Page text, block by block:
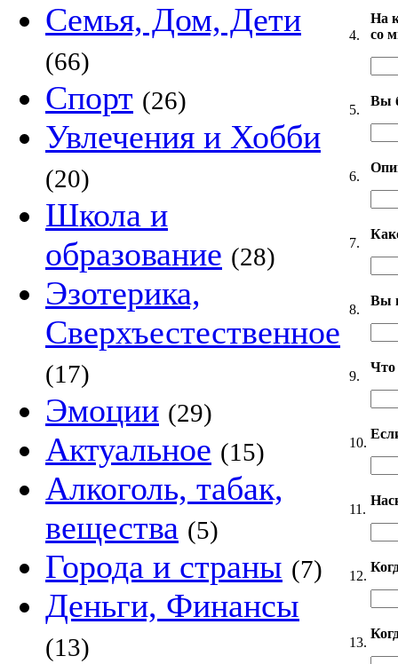
Семья, Дом, Дети
(66)
Спорт (26)
Увлечения и Хобби
(20)
Школа и
образование (28)
Эзотерика,
Сверхъестественное
(17)
Эмоции (29)
Актуальное (15)
Алкоголь, табак,
вещества (5)
Города и страны (7)
Деньги, Финансы
(13)
4.
На
со
5.
Вы
6.
7.
8.
Вы
9.
Что
10.
11.
12.
13.